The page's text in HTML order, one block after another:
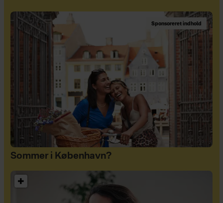
Sponsoreret indhold
Sommer i København?